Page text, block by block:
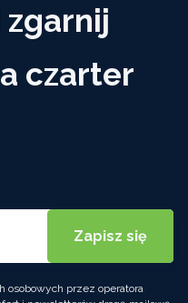
czarter
osobowych przez operatora